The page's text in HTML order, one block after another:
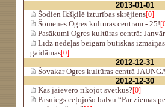
2013-01-01
Šodien Ikšķilē izturības skrējiens[0]
Šomēnes Ogres kultūras centram - 25!
Pasākumi Ogres kultūras centrā:
Līdz nedēļas beigām būtiskas
gaidāmas[0]
2012-12-31
Šovakar Ogres kultūras centrā
2012-12-30
Kas jāievēro rīkojot svētkus?[0]
Pasniegs ceļojošo balvu “Par ziemas